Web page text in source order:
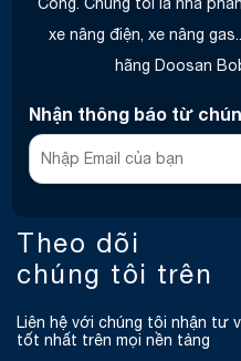
xe nâng điện, xe nâng
hãng Doosan
Nhận thông báo từ
Theo dõi
chúng tôi trên
Liên hệ với chúng tôi nhận tư
tốt nhất trên mọi nền tảng